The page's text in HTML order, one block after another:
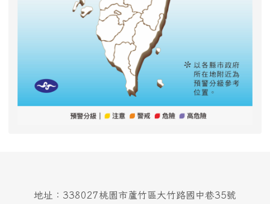
地址：338027桃園市蘆竹區大竹路國中巷35號